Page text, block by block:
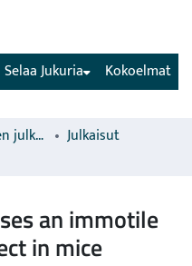
(current) Kokoelmat
Selaa Jukuria
Luonnonvarakeskuksen julkaisut
Julkaisut
an immotile
in mice